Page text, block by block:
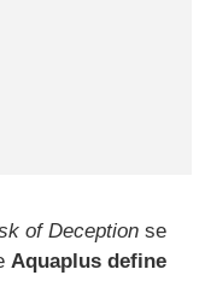
of Deception se
Aquaplus define